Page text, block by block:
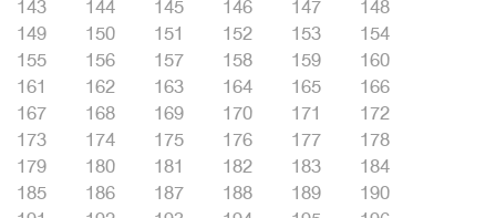
143
144 145 146 147
148
149
150 151 152 153
154
155
156 157 158 159
160
161
162 163 164 165
166
167
168 169 170 171
172
173
174 175 176 177
178
179
180 181 182 183
184
185
186 187 188 189
190